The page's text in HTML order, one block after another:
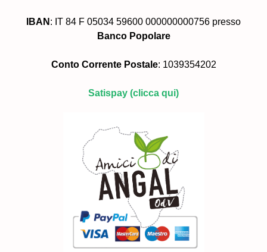
IBAN : IT 84 F 05034 59600 000000000756 presso
Banco Popolare
Conto Corrente Postale: 1039354202
Satispay (clicca qui)